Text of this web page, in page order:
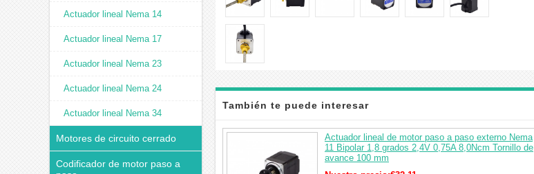
Actuador lineal Nema 14
Actuador lineal Nema 17
Actuador lineal Nema 23
Actuador lineal Nema 24
Actuador lineal Nema 34
Motores de circuito cerrado
Codificador de motor paso a
También te puede interesar
Actuador lineal de motor paso a paso externo Nema
11 Bipolar 1,8 grados 2,4V 0,75A 8,0Ncm Tornillo de
avance 100 mm